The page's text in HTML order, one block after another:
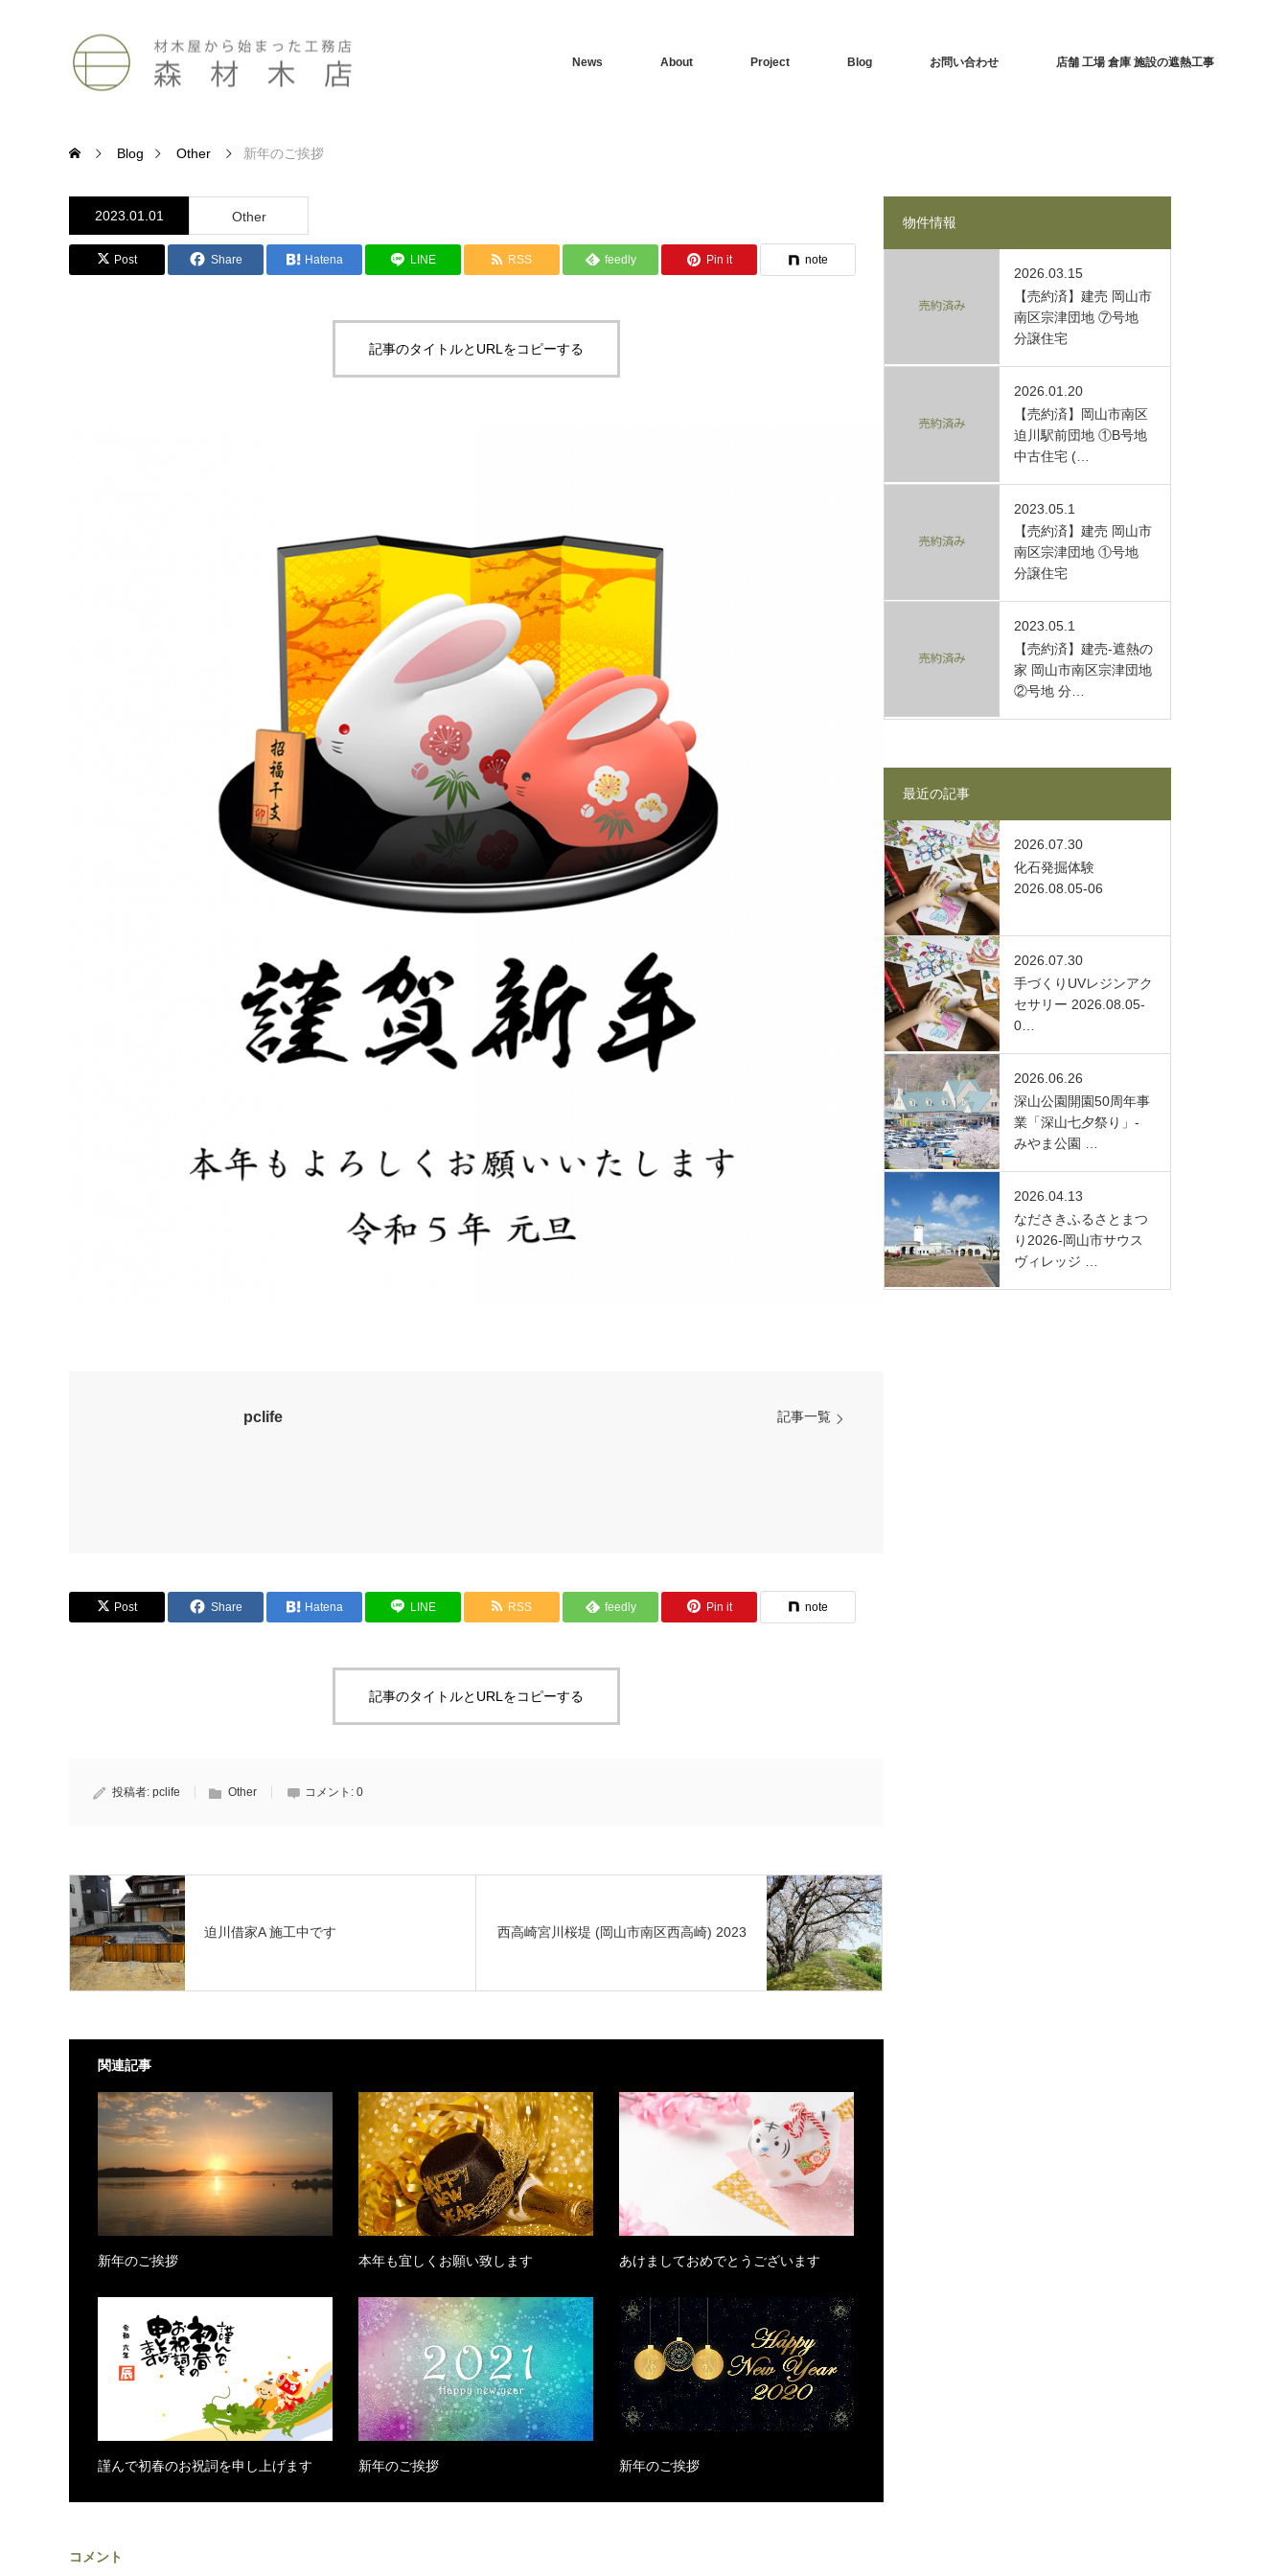
News About Project Blog お問い合わせ 店舗 工場 倉庫 施設の遮熱工事
Blog Other 新年のご挨拶
2023.01.01 Other
Post Share Hatena LINE RSS feedly Pin it note
記事のタイトルとURLをコピーする
pclife 記事一覧
Post Share Hatena LINE RSS feedly Pin it note
記事のタイトルとURLをコピーする
投稿者: pclife Other コメント: 0
迫川借家A 施工中です 西高崎宮川桜堤 (岡山市南区西高崎) 2023
関連記事
新年のご挨拶 本年も宜しくお願い致します あけましておめでとうございます
謹んで初春のお祝詞を申し上げます 新年のご挨拶 新年のご挨拶
コメント
物件情報
2026.03.15
【売約済】建売 岡山市
南区宗津団地 ⑦号地
分譲住宅
2026.01.20
【売約済】岡山市南区
迫川駅前団地 ①B号地
中古住宅 (…
2023.05.1
【売約済】建売 岡山市
南区宗津団地 ①号地
分譲住宅
2023.05.1
【売約済】建売-遮熱の
家 岡山市南区宗津団地
②号地 分…
最近の記事
2026.07.30
化石発掘体験
2026.08.05-06
2026.07.30
手づくりUVレジンアク
セサリー 2026.08.05-
0…
2026.06.26
深山公園開園50周年事
業「深山七夕祭り」-
みやま公園 …
2026.04.13
なださきふるさとまつ
り2026-岡山市サウス
ヴィレッジ …